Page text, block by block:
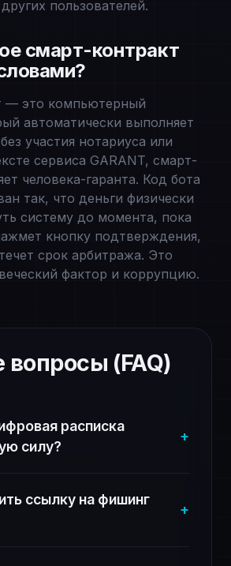
пользователей.
смарт-контракт
— это компьютерный
автоматически выполняет
участия нотариуса или
сервиса GARANT, смарт-
человека-гаранта. Код бота
так, что деньги физически
систему до момента, пока
кнопку подтверждения,
срок арбитража. Это
фактор и коррупцию.
(FAQ)
расписка
силу?
+
силу. Наш
документ,
ссылку на фишинг
+